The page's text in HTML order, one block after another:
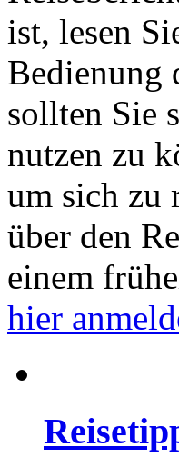
ist, lesen
Bedienung
sollten Sie
nutzen zu
um sich zu
über den
einem
hier